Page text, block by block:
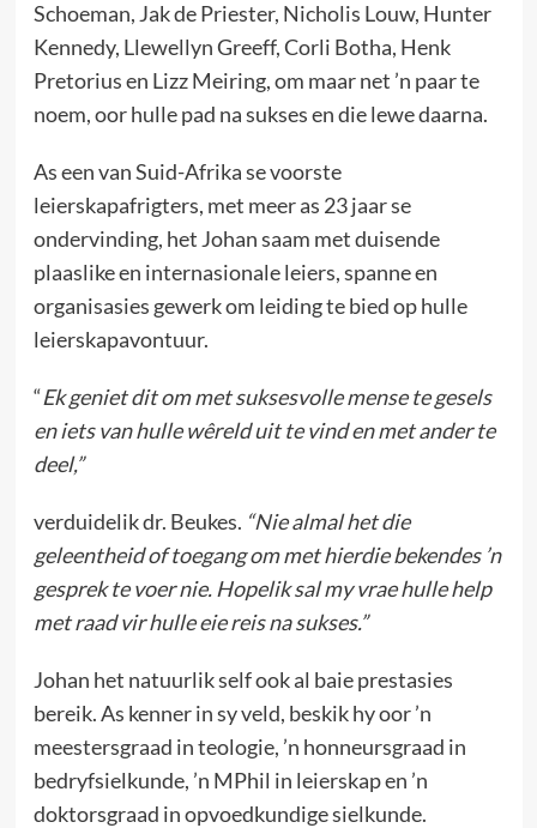
Schoeman, Jak de Priester, Nicholis Louw, Hunter
Kennedy, Llewellyn Greeff, Corli Botha, Henk
Pretorius en Lizz Meiring, om maar net ’n paar te
noem, oor hulle pad na sukses en die lewe daarna.
As een van Suid-Afrika se voorste
leierskapafrigters, met meer as 23 jaar se
ondervinding, het Johan saam met duisende
plaaslike en internasionale leiers, spanne en
organisasies gewerk om leiding te bied op hulle
leierskapavontuur.
“Ek geniet dit om met suksesvolle mense te gesels
en iets van hulle wêreld uit te vind en met ander te
deel,”
verduidelik dr. Beukes. “Nie almal het die
geleentheid of toegang om met hierdie bekendes ’n
gesprek te voer nie. Hopelik sal my vrae hulle help
met raad vir hulle eie reis na sukses.”
Johan het natuurlik self ook al baie prestasies
bereik. As kenner in sy veld, beskik hy oor ’n
meestersgraad in teologie, ’n honneursgraad in
bedryfsielkunde, ’n MPhil in leierskap en ’n
doktorsgraad in opvoedkundige sielkunde.